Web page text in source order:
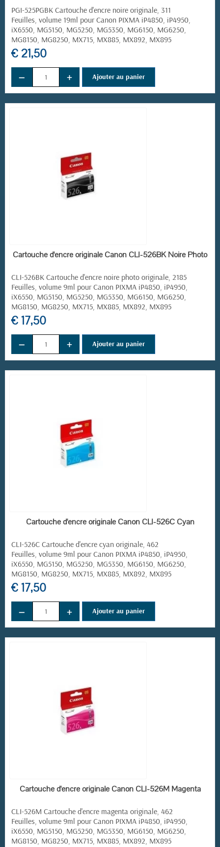
PGI-525PGBK Cartouche d'encre noire originale, 311
Feuilles, volume 19ml pour Canon PIXMA iP4850, iP4950,
iX6550, MG5150, MG5250, MG5350, MG6150, MG6250,
MG8150, MG8250, MX715, MX885, MX892, MX895
€ 21,50
− + Ajouter au panier
EN STOCK
Cartouche d'encre originale Canon CLI-526BK Noire Photo
CLI-526BK Cartouche d'encre noire photo originale, 2185
Feuilles, volume 9ml pour Canon PIXMA iP4850, iP4950,
iX6550, MG5150, MG5250, MG5350, MG6150, MG6250,
MG8150, MG8250, MX715, MX885, MX892, MX895
€ 17,50
− + Ajouter au panier
EN STOCK
Cartouche d'encre originale Canon CLI-526C Cyan
CLI-526C Cartouche d'encre cyan originale, 462
Feuilles, volume 9ml pour Canon PIXMA iP4850, iP4950,
iX6550, MG5150, MG5250, MG5350, MG6150, MG6250,
MG8150, MG8250, MX715, MX885, MX892, MX895
€ 17,50
− + Ajouter au panier
EN STOCK
Cartouche d'encre originale Canon CLI-526M Magenta
CLI-526M Cartouche d'encre magenta originale, 462
Feuilles, volume 9ml pour Canon PIXMA iP4850, iP4950,
iX6550, MG5150, MG5250, MG5350, MG6150, MG6250,
MG8150, MG8250, MX715, MX885, MX892, MX895